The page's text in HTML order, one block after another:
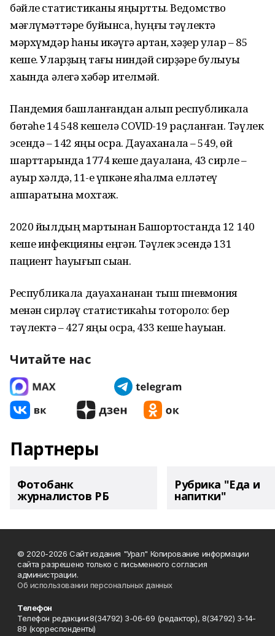
бәйле статистиканы яңыртты. Ведомство
мәғлүмәттәре буйынса, һуңғы тәүлектә
мәрхүмдәр һаны икәүгә артҡан, хәҙер улар – 85
кеше. Уларҙың тағы ниндәй сирҙәре булыуы
хаҡында әлегә хәбәр ителмәй.
Пандемия башланғандан алып республикала
бөтәһе 14 548 кешелә COVID-19 раҫланған. Тәүлек
эсендә – 142 яңы осраҡ. Дауаханала – 549, өй
шарттарында 1774 кеше дауалана, 43 сирле –
ауыр хәлдә, 11-е үпкәне яһалма елләтеү
аппаратына мохтаж.
2020 йылдың мартынан Башҡортостанда 12 140
кеше инфекцияны еңгән. Тәүлек эсендә 131
пациент һауығып сыҡҡан.
Республикала дауахананан тыш пневмония
менән сирләү статистикаһы тотороҡло: бер
тәүлектә – 427 яңы осраҡ, 433 кеше һауыҡҡан.
Читайте нас
Партнеры
Фотобанк
журналистов РБ
Рубрика "Еда и
напитки"
© 2020-2026 Сайт издания "Урал" Копирование информации
сайта разрешено только с письменного согласия
администрации.
Об использовании персональных данных
Телефон
Телефон редакции:8(34792) 3-06-69 (редактор), 8(34792) 3-14-
89 (корреспонденты)